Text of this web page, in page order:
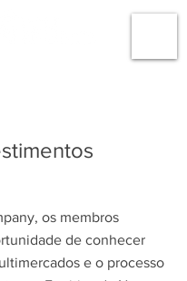
os membros
de conhecer
e o processo